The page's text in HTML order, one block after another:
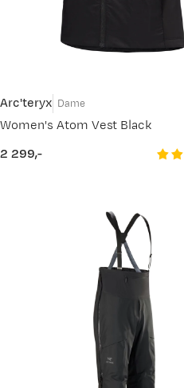
Arc'teryx Dame
Women's Atom Vest Black
price
2 299,-